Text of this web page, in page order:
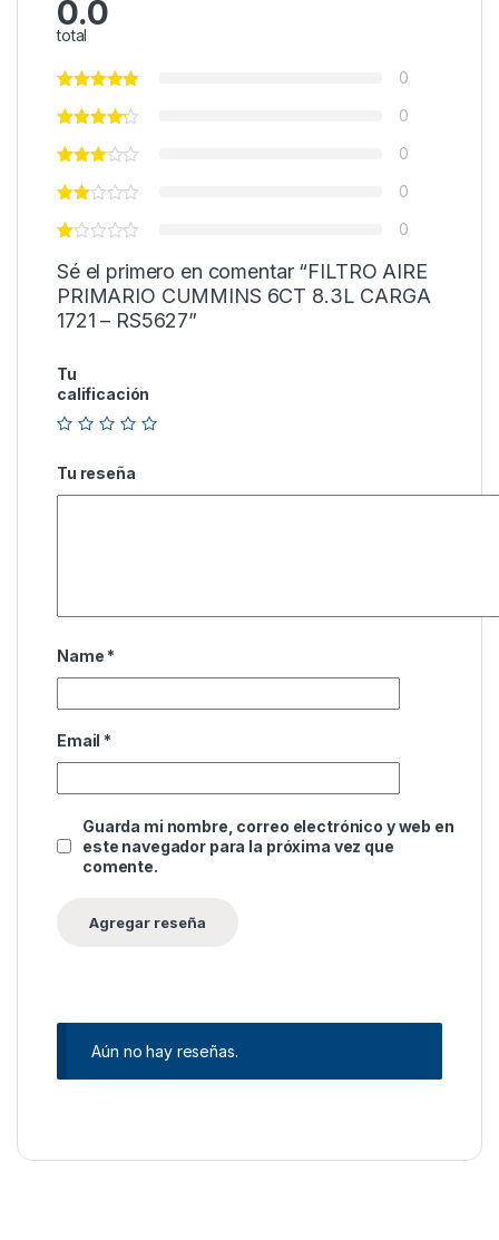
0.0
total
0
0
0
0
0
Sé el primero en comentar “FILTRO AIRE
PRIMARIO CUMMINS 6CT 8.3L CARGA
1721 – RS5627”
Tu
calificación
Tu reseña
Name *
Email *
Guarda mi nombre, correo electrónico y web en
este navegador para la próxima vez que
comente.
Aún no hay reseñas.